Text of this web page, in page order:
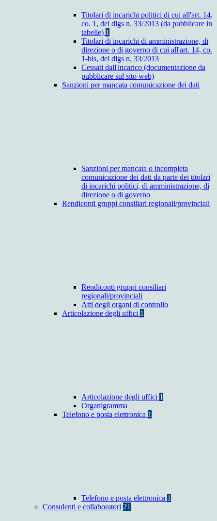
Titolari di incarichi politici di cui all'art. 14,
co. 1, del dlgs n. 33/2013 (da pubblicare in
tabelle) 1
Titolari di incarichi di amministrazione, di
direzione o di governo di cui all'art. 14, co.
1-bis, del dlgs n. 33/2013
Cessati dall'incarico (documentazione da
pubblicare sul sito web)
Sanzioni per mancata comunicazione dei dati
Sanzioni per mancata o incompleta
comunicazione dei dati da parte dei titolari
di incarichi politici, di amministrazione, di
direzione o di governo
Rendiconti gruppi consiliari regionali/provinciali
Rendiconti gruppi consiliari
regionali/provinciali
Atti degli organi di controllo
Articolazione degli uffici 1
Articolazione degli uffici 1
Organigramma
Telefono e posta elettronica 1
Telefono e posta elettronica 1
Consulenti e collaboratori 21